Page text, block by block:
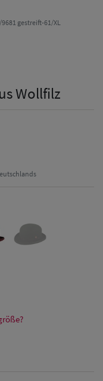
gestreift-61/XL
Wollfilz